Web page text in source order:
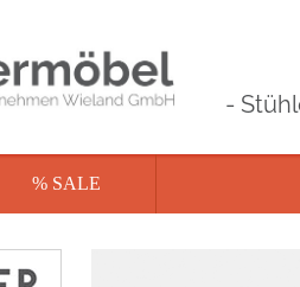
-
% SALE